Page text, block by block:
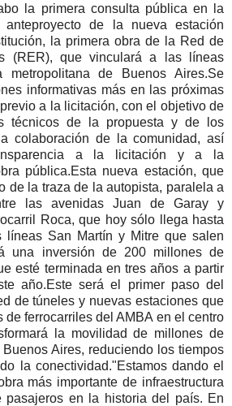
la primera consulta pública en la
de la nueva estación
la primera obra de la Red de
(RER), que vinculará a las líneas
metropolitana de Buenos Aires.Se
informativas más en las próximas
a la licitación, con el objetivo de
técnicos de la propuesta y de los
colaboración de la comunidad, así
a la licitación y a la
pública.Esta nueva estación, que
de la traza de la autopista, paralela a
las avenidas Juan de Garay y
Roca, que hoy sólo llega hasta
líneas San Martín y Mitre que salen
una inversión de 200 millones de
esté terminada en tres años a partir
año.Este será el primer paso del
de túneles y nuevas estaciones que
de ferrocarriles del AMBA en el centro
la movilidad de millones de
Aires, reduciendo los tiempos
la conectividad."Estamos dando el
más importante de infraestructura
pasajeros en la historia del país. En